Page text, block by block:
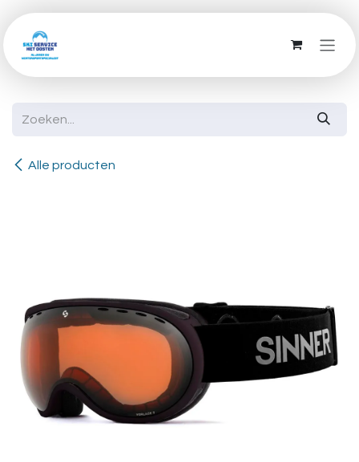
Overslaan naar inhoud
Alle producten